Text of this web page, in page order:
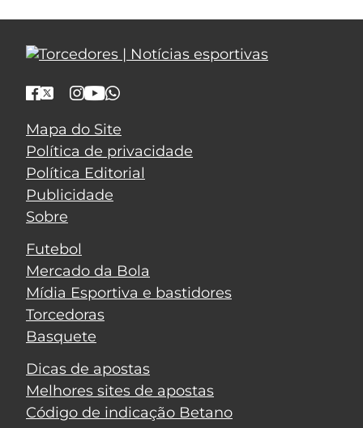
Mapa do Site
Política de privacidade
Política Editorial
Publicidade
Sobre
Futebol
Mercado da Bola
Mídia Esportiva e bastidores
Torcedoras
Basquete
Dicas de apostas
Melhores sites de apostas
Código de indicação Betano